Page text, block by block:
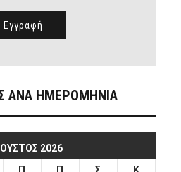
ΑΝΑ ΗΜΕΡΟΜΗΝΙΑ
2026
Π Π Σ Κ